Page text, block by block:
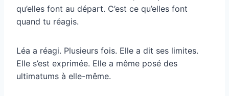
qu’elles font au départ. C’est ce qu’elles font
quand tu réagis.
Léa a réagi. Plusieurs fois. Elle a dit ses limites.
Elle s’est exprimée. Elle a même posé des
ultimatums à elle-même.